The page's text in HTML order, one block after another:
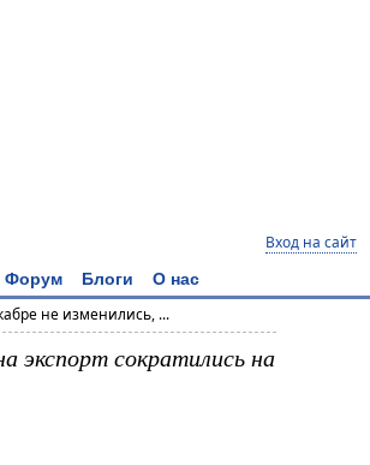
Вход на сайт
Форум Блоги О нас
не изменились, ...
экспорт сократились на